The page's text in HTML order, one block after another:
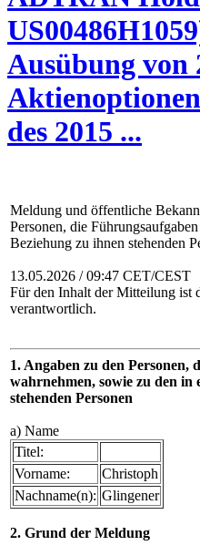
Ausübung von
des 2015 ...
Meldung und öffentliche
Personen, die
Beziehung zu ihnen stehenden
13.05.2026 / 09:47 CET/CEST
Für den Inhalt der Mitteilung ist
verantwortlich.
1. Angaben zu den Personen,
wahrnehmen, sowie zu den in
stehenden Personen
a) Name
Titel:
Vorname:
Christoph
Nachname(n): Glingener
2. Grund der Meldung